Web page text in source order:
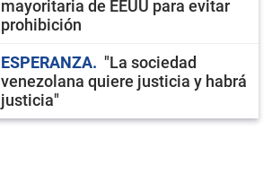
mayoritaria de EEUU para evitar
prohibición
ESPERANZA
"La sociedad
venezolana quiere justicia y habrá
justicia"